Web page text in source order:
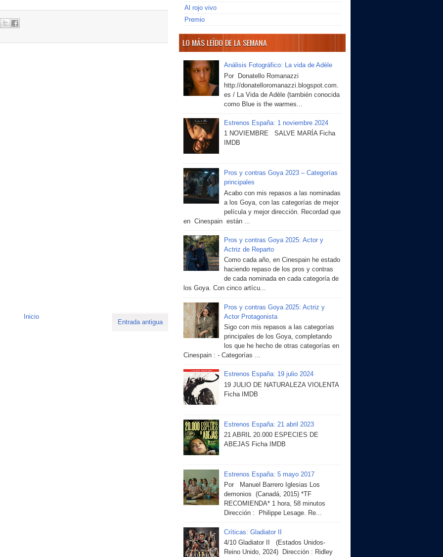
Entrada antigua
Inicio
Al rojo vivo
Premio
LO MÁS LEÍDO DE LA SEMANA
Análisis Fotográfico: La vida de Adèle
Por Donatello Romanazzi
http://donatelloromanazzi.blogspot.com.
es / La Vida de Adèle (también conocida
como Blue is the warmes...
Estrenos España: 1 noviembre 2024
1 NOVIEMBRE SALVE MARÍA Ficha
IMDB
Pros y contras Goya 2023 – Categorías
principales
Acabo con mis repasos a las nominadas
a los Goya, con las categorías de mejor
película y mejor dirección. Recordad que
en Cinespain están ...
Pros y contras Goya 2025: Actor y
Actriz de Reparto
Como cada año, en Cinespain he estado
haciendo repaso de los pros y contras
de cada nominada en cada categoría de
los Goya. Con cinco artícu...
Pros y contras Goya 2025: Actriz y
Actor Protagonista
Sigo con mis repasos a las categorías
principales de los Goya, completando
los que he hecho de otras categorías en
Cinespain : - Categorías ...
Estrenos España: 19 julio 2024
19 JULIO DE NATURALEZA VIOLENTA
Ficha IMDB
Estrenos España: 21 abril 2023
21 ABRIL 20.000 ESPECIES DE
ABEJAS Ficha IMDB
Estrenos España: 5 mayo 2017
Por Manuel Barrero Iglesias Los
demonios (Canadá, 2015) *TF
RECOMIENDA* 1 hora, 58 minutos
Dirección : Philippe Lesage. Re...
Críticas: Gladiator II
4/10 Gladiator II (Estados Unidos-
Reino Unido, 2024) Dirección : Ridley